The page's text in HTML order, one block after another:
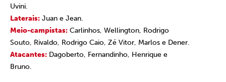
Uvini.
Laterais: Juan e Jean.
Meio-campistas: Carlinhos, Wellington, Rodrigo
Souto, Rivaldo, Rodrigo Caio, Zé Vitor, Marlos e Dener.
Atacantes: Dagoberto, Fernandinho, Henrique e
Bruno.